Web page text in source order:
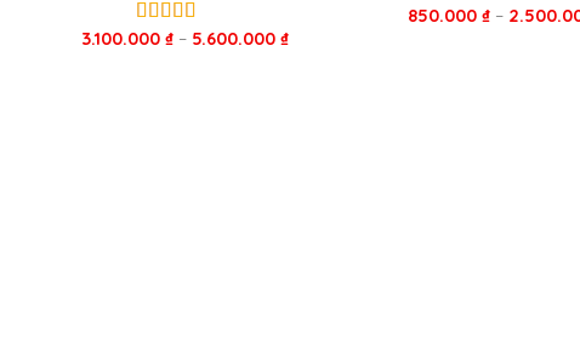
Được xếp
3.100.000 ₫– 5.600.000 ₫
Được xếp
850.000₫ –